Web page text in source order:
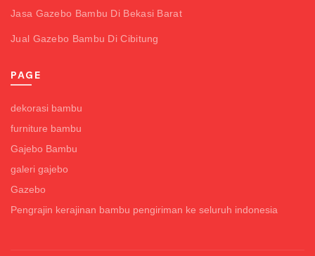
Jasa Gazebo Bambu Di Bekasi Barat
Jual Gazebo Bambu Di Cibitung
PAGE
dekorasi bambu
furniture bambu
Gajebo Bambu
galeri gajebo
Gazebo
Pengrajin kerajinan bambu pengiriman ke seluruh indonesia